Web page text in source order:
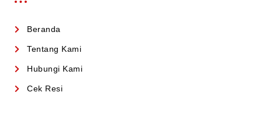
Beranda
Tentang Kami
Hubungi Kami
Cek Resi